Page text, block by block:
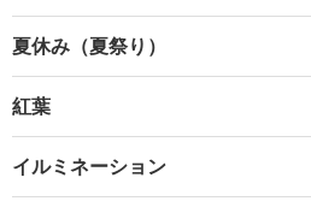
夏休み（夏祭り）
紅葉
イルミネーション